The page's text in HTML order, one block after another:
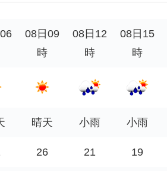
08日09
時
08日12
時
08日15
時
晴天 小雨 小雨
26 21 19